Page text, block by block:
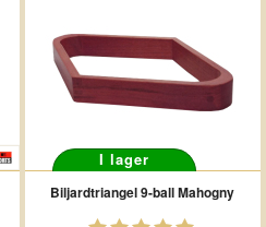
I lager
Biljardtriangel 9-ball Mahogny